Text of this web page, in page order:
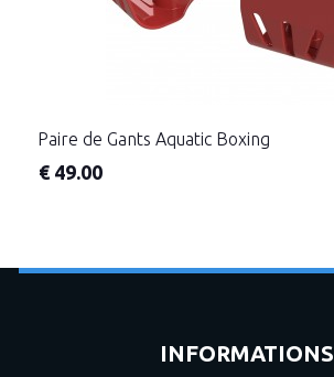
Paire de Gants Aquatic Boxing
€ 49.00
INFORMATIONS